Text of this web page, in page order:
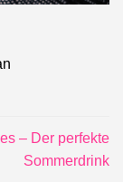
– Der perfekte
Sommerdrink